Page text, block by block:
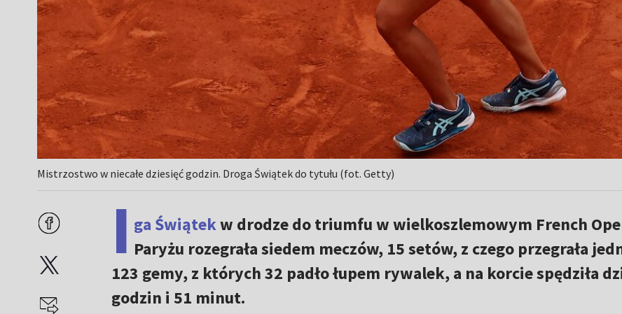
Mistrzostwo w niecałe dziesięć godzin. Droga Świątek do tytułu (fot. Getty)
I ga Świątekw drodze do triumfu w wielkoszlemowym French
Paryżu rozegrała siedem meczów, 15 setów, z czego przegrała
123 gemy, z których 32 padło łupem rywalek, a na korcie spędziła
godzin i 51 minut.